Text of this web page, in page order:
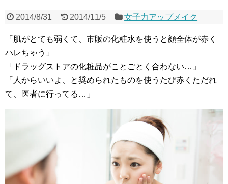
2014/8/31 2014/11/5 女子力アップメイク
「肌がとても弱くて、市販の化粧水を使うと顔全体が赤く
ハレちゃう」
「ドラッグストアの化粧品がことごとく合わない…」
「人からいいよ、と奨められたものを使うたび赤くただれ
て、医者に行ってる…」